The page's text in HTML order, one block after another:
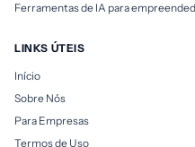
Ferramentas de IA para
LINKS ÚTEIS
Início
Sobre Nós
Para Empresas
Termos de Uso